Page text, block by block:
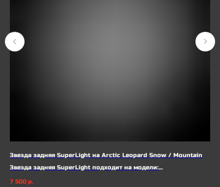
Звезда задняя SuperLight на Arctic Leopard Snow / Mountain
Звезда задняя SuperLight подходит на модели:
Arctic Leopard Mountain E-XT 500 / 600 / 700
7 500 р.